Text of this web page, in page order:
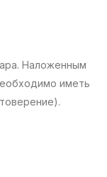
Наложенным
иметь